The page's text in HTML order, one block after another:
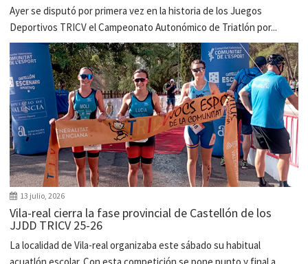
Ayer se disputó por primera vez en la historia de los Juegos
Deportivos TRICV el Campeonato Autonómico de Triatlón por...
13 julio, 2026
Vila-real cierra la fase provincial de Castellón de los
JJDD TRICV 25-26
La localidad de Vila-real organizaba este sábado su habitual